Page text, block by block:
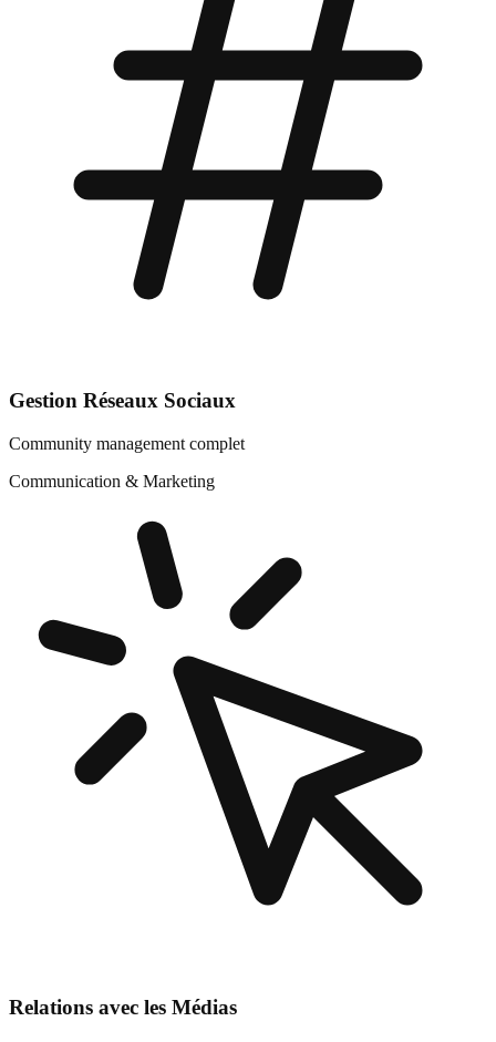
Gestion Réseaux Sociaux
Community management complet
Communication & Marketing
Relations avec les Médias